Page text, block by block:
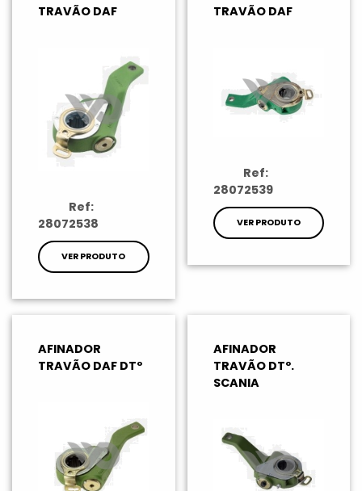
TRAVÃO DAF
Ref:
28072538
VER PRODUTO
TRAVÃO DAF
Ref:
28072539
VER PRODUTO
AFINADOR
TRAVÃO DAF DTº
AFINADOR
TRAVÃO DTº.
SCANIA